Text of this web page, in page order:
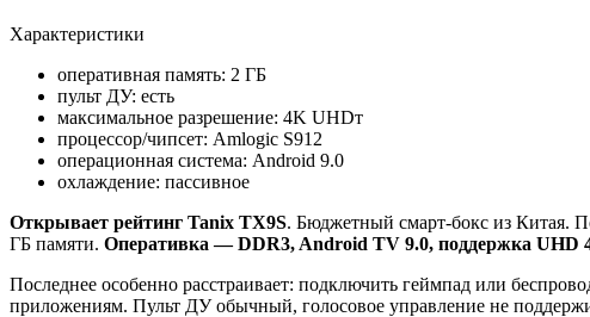
Характеристики
оперативная память: 2 ГБ
пульт ДУ: есть
максимальное разрешение: 4K UHDт
процессор/чипсет: Amlogic S912
операционная система: Android 9.0
охлаждение: пассивное
Открывает рейтинг Tanix TX9S. Бюджетный смарт-бокс из Китая.
ГБ памяти. Оперативка — DDR3, Android TV 9.0, поддержка UHD
Последнее особенно расстраивает: подключить геймпад или
приложениям. Пульт ДУ обычный, голосовое управление не